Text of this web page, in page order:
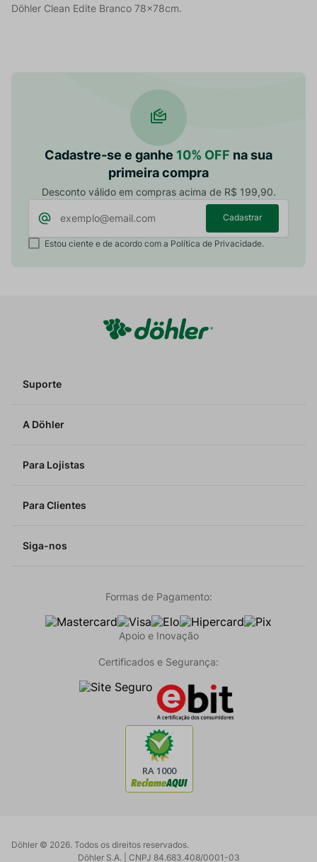
Döhler Clean Edite Branco 78x78cm.
Cadastre-se e ganhe 10% OFF na sua
primeira compra
Desconto válido em compras acima de R$ 199,90.
Cadastrar
Estou ciente e de acordo com a Política de Privacidade.
Suporte
A Döhler
Para Lojistas
Para Clientes
Siga-nos
Formas de Pagamento:
Apoio e Inovação
Certificados e Segurança:
Döhler © 2026. Todos os direitos reservados.
Döhler S.A. | CNPJ 84.683.408/0001-03